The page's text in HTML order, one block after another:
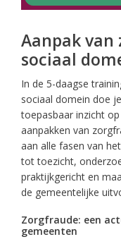
Aanpak
sociaal
In de 5-daagse
sociaal domein doe
toepasbaar inzicht
aanpakken van
aan alle fasen van
tot toezicht,
praktijkgericht en
de gemeentelijke
Zorgfraude: een
gemeenten